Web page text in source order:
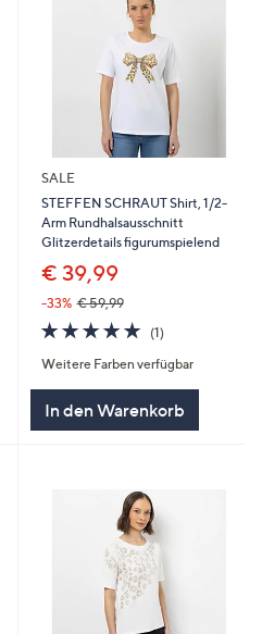
SALE
STEFFEN SCHRAUT Shirt, 1/2-
Arm Rundhalsausschnitt
Glitzerdetails figurumspielend
€ 39,99
-33% € 59,99
5.0
von
5
(1)1
Weitere Farben verfügbar
In den Warenkorb